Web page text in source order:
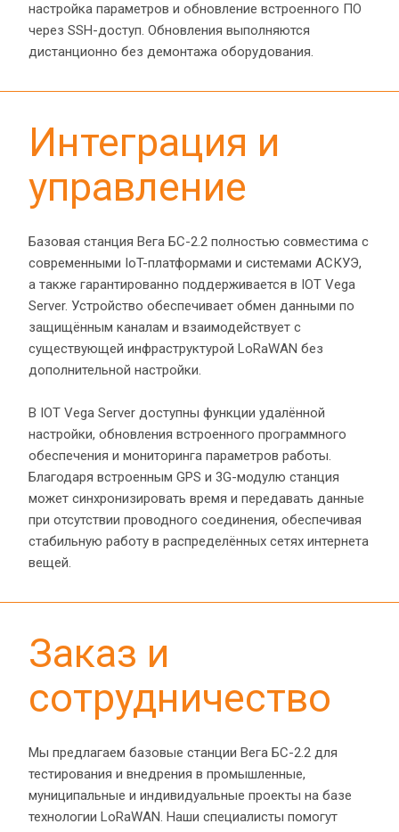
настройка параметров и обновление встроенного ПО
через SSH-доступ. Обновления выполняются
дистанционно без демонтажа оборудования.
Интеграция и
управление
Базовая станция Вега БС-2.2 полностью совместима с
современными IoT-платформами и системами АСКУЭ,
а также гарантированно поддерживается в IOT Vega
Server. Устройство обеспечивает обмен данными по
защищённым каналам и взаимодействует с
существующей инфраструктурой LoRaWAN без
дополнительной настройки.
В IOT Vega Server доступны функции удалённой
настройки, обновления встроенного программного
обеспечения и мониторинга параметров работы.
Благодаря встроенным GPS и 3G-модулю станция
может синхронизировать время и передавать данные
при отсутствии проводного соединения, обеспечивая
стабильную работу в распределённых сетях интернета
вещей.
Заказ и
сотрудничество
Мы предлагаем базовые станции Вега БС-2.2 для
тестирования и внедрения в промышленные,
муниципальные и индивидуальные проекты на базе
технологии LoRaWAN. Наши специалисты помогут